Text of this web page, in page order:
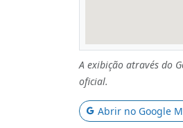
A exibição através do
oficial.
Abrir no Google